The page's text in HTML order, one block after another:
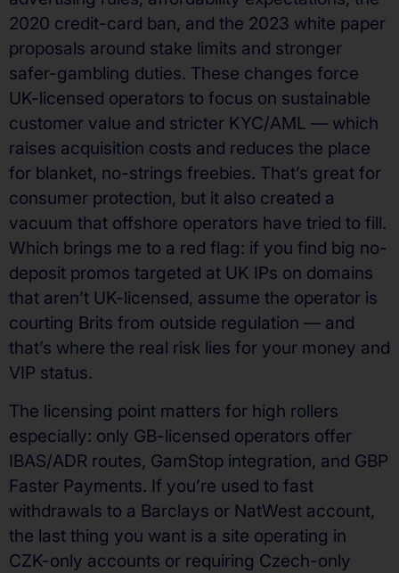
2020 credit-card ban, and the 2023 white paper
proposals around stake limits and stronger
safer-gambling duties. These changes force
UK-licensed operators to focus on sustainable
customer value and stricter KYC/AML — which
raises acquisition costs and reduces the place
for blanket, no-strings freebies. That’s great for
consumer protection, but it also created a
vacuum that offshore operators have tried to fill.
Which brings me to a red flag: if you find big no-
deposit promos targeted at UK IPs on domains
that aren’t UK-licensed, assume the operator is
courting Brits from outside regulation — and
that’s where the real risk lies for your money and
VIP status.
The licensing point matters for high rollers
especially: only GB-licensed operators offer
IBAS/ADR routes, GamStop integration, and GBP
Faster Payments. If you’re used to fast
withdrawals to a Barclays or NatWest account,
the last thing you want is a site operating in
CZK-only accounts or requiring Czech-only